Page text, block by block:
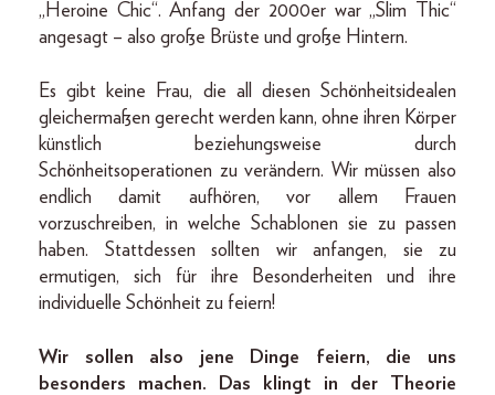
„Heroine Chic“. Anfang der 2000er war „Slim Thic“
angesagt – also große Brüste und große Hintern.
Es gibt keine Frau, die all diesen Schönheitsidealen
gleichermaßen gerecht werden kann, ohne ihren Körper
künstlich beziehungsweise durch
Schönheitsoperationen zu verändern. Wir müssen also
endlich damit aufhören, vor allem Frauen
vorzuschreiben, in welche Schablonen sie zu passen
haben. Stattdessen sollten wir anfangen, sie zu
ermutigen, sich für ihre Besonderheiten und ihre
individuelle Schönheit zu feiern!
Wir sollen also jene Dinge feiern, die uns
besonders machen. Das klingt in der Theorie